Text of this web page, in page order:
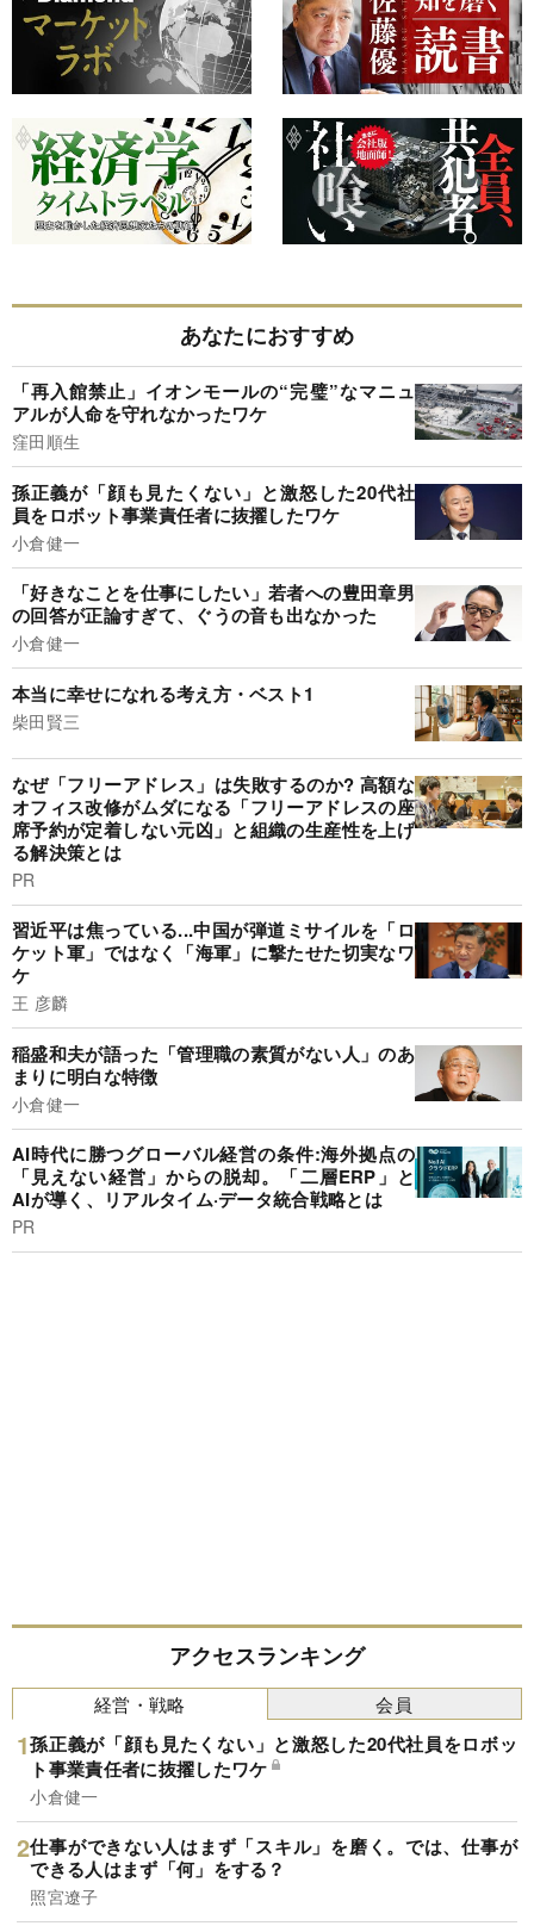
あなたにおすすめ
「再入館禁止」イオンモールの“完璧”なマニュ
アルが人命を守れなかったワケ
窪田順生
孫正義が「顔も見たくない」と激怒した20代社
員をロボット事業責任者に抜擢したワケ
小倉健一
「好きなことを仕事にしたい」若者への豊田章男
の回答が正論すぎて、ぐうの音も出なかった
小倉健一
本当に幸せになれる考え方・ベスト1
柴田賢三
なぜ「フリーアドレス」は失敗するのか? 高額な
オフィス改修がムダになる「フリーアドレスの座
席予約が定着しない元凶」と組織の生産性を上げ
る解決策とは
PR
習近平は焦っている...中国が弾道ミサイルを「ロ
ケット軍」ではなく「海軍」に撃たせた切実なワ
ケ
王 彦麟
稲盛和夫が語った「管理職の素質がない人」のあ
まりに明白な特徴
小倉健一
AI時代に勝つグローバル経営の条件:海外拠点の
「見えない経営」からの脱却。「二層ERP」と
AIが導く、リアルタイム·データ統合戦略とは
PR
アクセスランキング
経営・戦略
孫正義が「顔も見たくない」と激怒した20代社員をロボッ
ト事業責任者に抜擢したワケ
小倉健一
仕事ができない人はまず「スキル」を磨く。では、仕事が
できる人はまず「何」をする？
照宮遼子
会員